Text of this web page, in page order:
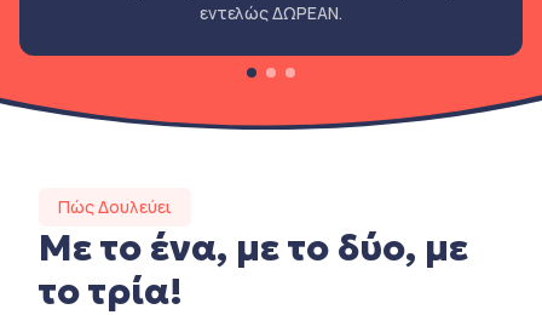
εντελώς ΔΩΡΕΑΝ.
Πώς Δουλεύει
Με το ένα, με το δύο, με
το τρία!